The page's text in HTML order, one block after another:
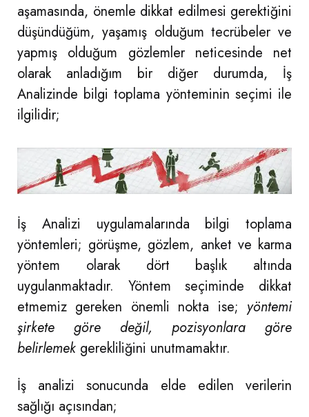
aşamasında, önemle dikkat edilmesi gerektiğini
düşündüğüm, yaşamış olduğum tecrübeler ve
yapmış olduğum gözlemler neticesinde net
olarak anladığım bir diğer durumda, İş
Analizinde bilgi toplama yönteminin seçimi ile
ilgilidir;
İş Analizi uygulamalarında bilgi toplama
yöntemleri; görüşme, gözlem, anket ve karma
yöntem olarak dört başlık altında
uygulanmaktadır. Yöntem seçiminde dikkat
etmemiz gereken önemli nokta ise; yöntemi
şirkete göre değil, pozisyonlara göre
belirlemek gerekliliğini unutmamaktır.
İş analizi sonucunda elde edilen verilerin
sağlığı açısından;